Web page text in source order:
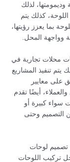
لذلك
كذلك يتم
بما يعزز رؤيتها،
وواجهة المحل.
محلات تجارية في
يتم تنفيذ المشاريع
على معايير
أيضًا تقدم
سواء كبيرة أو
التصميم وحتى
تصميم لوحات
تركيب اللوحات